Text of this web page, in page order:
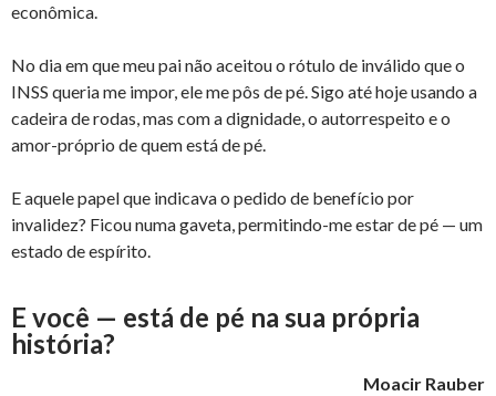
econômica.
No dia em que meu pai não aceitou o rótulo de inválido que o
INSS queria me impor, ele me pôs de pé. Sigo até hoje usando a
cadeira de rodas, mas com a dignidade, o autorrespeito e o
amor-próprio de quem está de pé.
E aquele papel que indicava o pedido de benefício por
invalidez? Ficou numa gaveta, permitindo-me estar de pé — um
estado de espírito.
E você — está de pé na sua própria
história?
Moacir Rauber